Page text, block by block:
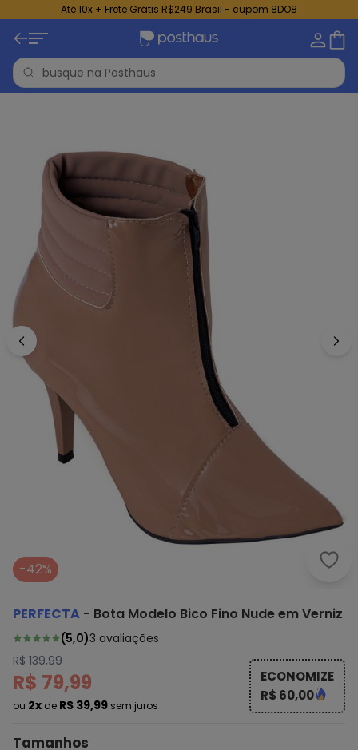
Até 10x + Frete Grátis R$249 Brasil - cupom 8DO8
-42%
PERFECTA - Bota Modelo Bico Fino Nude em Verniz
(5,0)3 avaliações
R$ 139,99
R$ 79,99
ou 2x de R$ 39,99 sem juros
ECONOMIZE
R$ 60,00
Tamanhos